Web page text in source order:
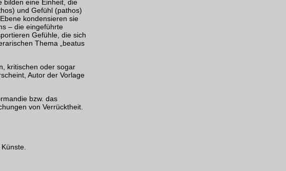
bilden eine Einheit, die
und Gefühl (pathos)
kondensieren sie
– die eingeführte
Gefühle, die sich
Thema „beatus
kritischen oder sogar
Autor der Vorlage
bzw. das
von Verrücktheit.